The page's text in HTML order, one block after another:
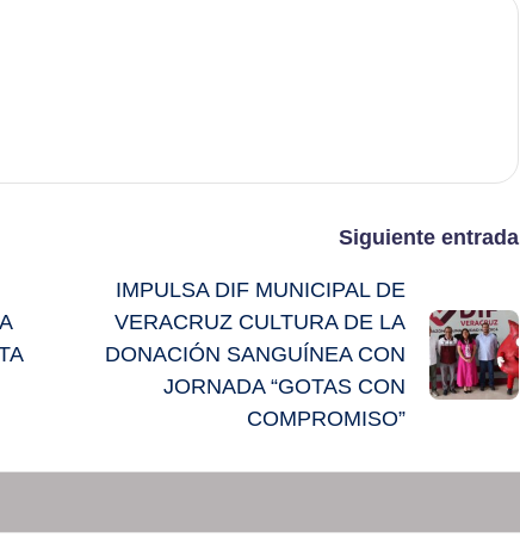
Siguiente entrada
IMPULSA DIF MUNICIPAL DE
VERACRUZ CULTURA DE LA
DONACIÓN SANGUÍNEA CON
JORNADA “GOTAS CON
COMPROMISO”